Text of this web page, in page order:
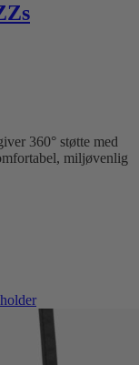
360° støtte med
miljøvenlig